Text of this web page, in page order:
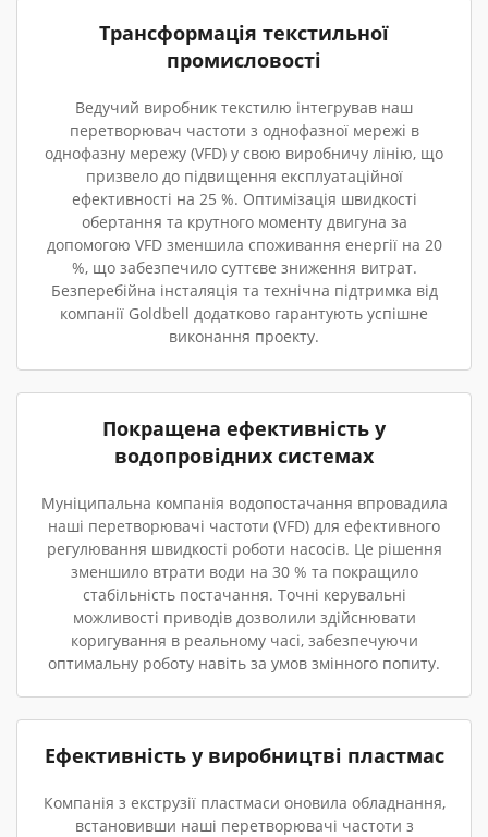
Трансформація текстильної
промисловості
Ведучий виробник текстилю інтегрував наш
перетворювач частоти з однофазної мережі в
однофазну мережу (VFD) у свою виробничу лінію, що
призвело до підвищення експлуатаційної
ефективності на 25 %. Оптимізація швидкості
обертання та крутного моменту двигуна за
допомогою VFD зменшила споживання енергії на 20
%, що забезпечило суттєве зниження витрат.
Безперебійна інсталяція та технічна підтримка від
компанії Goldbell додатково гарантують успішне
виконання проекту.
Покращена ефективність у
водопровідних системах
Муніципальна компанія водопостачання впровадила
наші перетворювачі частоти (VFD) для ефективного
регулювання швидкості роботи насосів. Це рішення
зменшило втрати води на 30 % та покращило
стабільність постачання. Точні керувальні
можливості приводів дозволили здійснювати
коригування в реальному часі, забезпечуючи
оптимальну роботу навіть за умов змінного попиту.
Ефективність у виробництві пластмас
Компанія з екструзії пластмаси оновила обладнання,
встановивши наші перетворювачі частоти з